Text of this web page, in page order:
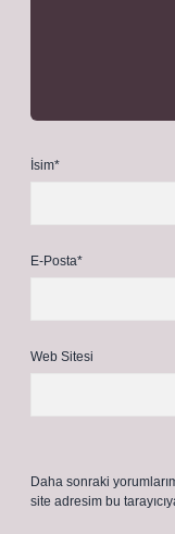
İsim*
E-Posta*
Web Sitesi
Daha sonraki
site adresim bu